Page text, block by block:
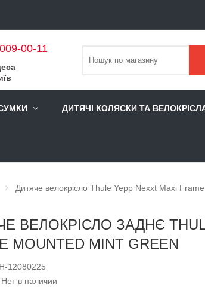
00-11
ДИТЯЧІ КОЛЯСКИ ТА
Дитяче велокрісло Thule Yepp Nexxt Maxi
ВЕЛОКРІСЛО ЗАДНЄ
MOUNTED MINT GREEN
12080225
Нет в наличии